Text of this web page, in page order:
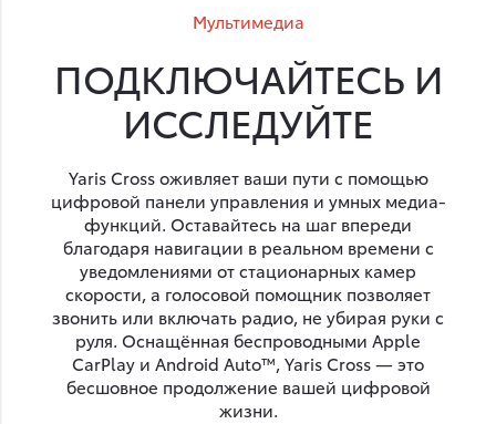
Мультимедиа
ПОДКЛЮЧАЙТЕСЬ И
ИССЛЕДУЙТЕ
Yaris Cross оживляет ваши пути с помощью
цифровой панели управления и умных медиа-
функций. Оставайтесь на шаг впереди
благодаря навигации в реальном времени с
уведомлениями от стационарных камер
скорости, а голосовой помощник позволяет
звонить или включать радио, не убирая руки с
руля. Оснащённая беспроводными Apple
CarPlay и Android Auto™, Yaris Cross — это
бесшовное продолжение вашей цифровой
жизни.